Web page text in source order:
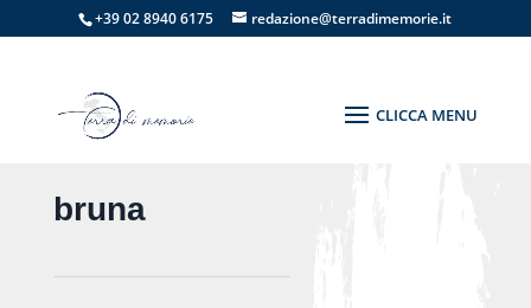
+39 02 8940 6175 redazione@terradimemorie.it
bruna